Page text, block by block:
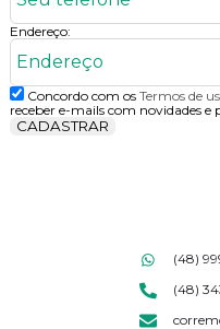
Endereço:
Concordo com os Termos de
receber e-mails com novidades e
CADASTRAR
(48)
(48)